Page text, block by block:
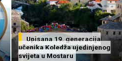
Upisana 19. generacija
učenika Koledža ujedinjenog
svijeta u Mostaru